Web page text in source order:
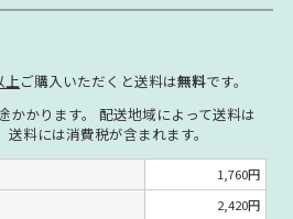
上ご購入いただくと送料は無料です。
かかります。 配送地域によって送料は
料には消費税が含まれます。
1,760円
2,420円